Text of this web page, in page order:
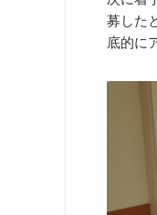
募した
底的に